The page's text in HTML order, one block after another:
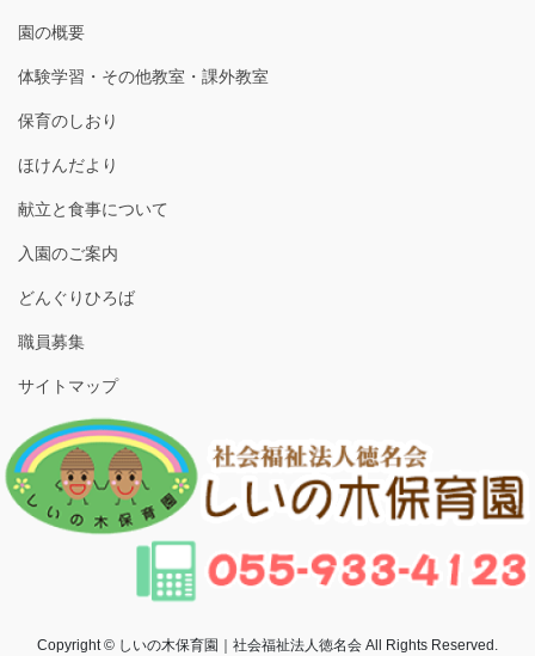
園の概要
体験学習・その他教室・課外教室
保育のしおり
ほけんだより
献立と食事について
入園のご案内
どんぐりひろば
職員募集
サイトマップ
Copyright © しいの木保育園｜社会福祉法人徳名会 All Rights Reserved.